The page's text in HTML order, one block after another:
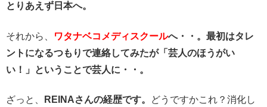
とりあえず日本へ。
それから、 ワタナベコメディスクールへ・・。最初はタレ
ントになるつもりで連絡してみたが「芸人のほうがい
い！」ということで芸人に・・。
ざっと、 REINAさんの経歴です。
どうですかこれ？消化し